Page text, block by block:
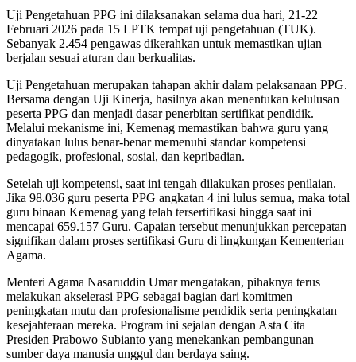
Uji Pengetahuan PPG ini dilaksanakan selama dua hari, 21-22
Februari 2026 pada 15 LPTK tempat uji pengetahuan (TUK).
Sebanyak 2.454 pengawas dikerahkan untuk memastikan ujian
berjalan sesuai aturan dan berkualitas.
Uji Pengetahuan merupakan tahapan akhir dalam pelaksanaan PPG.
Bersama dengan Uji Kinerja, hasilnya akan menentukan kelulusan
peserta PPG dan menjadi dasar penerbitan sertifikat pendidik.
Melalui mekanisme ini, Kemenag memastikan bahwa guru yang
dinyatakan lulus benar-benar memenuhi standar kompetensi
pedagogik, profesional, sosial, dan kepribadian.
Setelah uji kompetensi, saat ini tengah dilakukan proses penilaian.
Jika 98.036 guru peserta PPG angkatan 4 ini lulus semua, maka total
guru binaan Kemenag yang telah tersertifikasi hingga saat ini
mencapai 659.157 Guru. Capaian tersebut menunjukkan percepatan
signifikan dalam proses sertifikasi Guru di lingkungan Kementerian
Agama.
Menteri Agama Nasaruddin Umar mengatakan, pihaknya terus
melakukan akselerasi PPG sebagai bagian dari komitmen
peningkatan mutu dan profesionalisme pendidik serta peningkatan
kesejahteraan mereka. Program ini sejalan dengan Asta Cita
Presiden Prabowo Subianto yang menekankan pembangunan
sumber daya manusia unggul dan berdaya saing.